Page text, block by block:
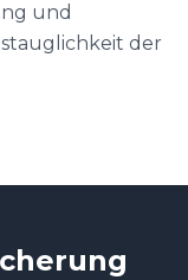
und
der